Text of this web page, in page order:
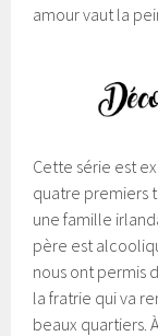
amour vaut la
Cette série est
quatre premiers
une famille
père est
nous ont permis
la fratrie qui va
beaux quartiers.